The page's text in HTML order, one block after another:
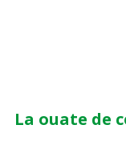
La ouate de